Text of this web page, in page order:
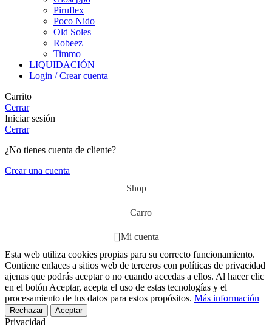
Piruflex
Poco Nido
Old Soles
Robeez
Timmo
LIQUIDACIÓN
Login / Crear cuenta
Carrito
Cerrar
Iniciar sesión
Cerrar
¿No tienes cuenta de cliente?
Crear una cuenta
Shop
Carro
Mi cuenta
Esta web utiliza cookies propias para su correcto funcionamiento.
Contiene enlaces a sitios web de terceros con políticas de privacidad
ajenas que podrás aceptar o no cuando accedas a ellos. Al hacer clic
en el botón Aceptar, acepta el uso de estas tecnologías y el
procesamiento de tus datos para estos propósitos. Más información
Rechazar Aceptar
Privacidad